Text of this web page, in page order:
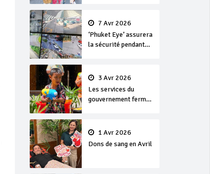
7 Avr 2026
‘Phuket Eye’ assurera
la sécurité pendant
3 Avr 2026
Les services du
gouvernement fermés
Songkran
1 Avr 2026
Dons de sang en Avril